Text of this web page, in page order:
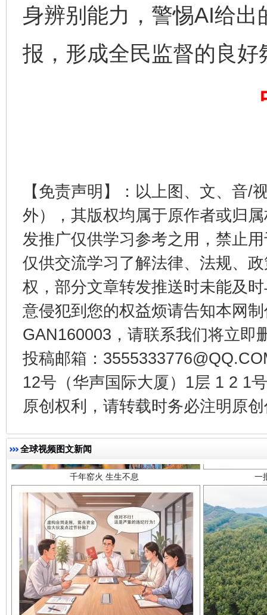
身辨别能力，警惕AI给
报，形成全民监督的良好
【免责声明】：以上图、文、音/
外），其版权均属于原作者或归
发推广仅供学习参考之用，禁止
仅供交流学习了解法律、法规、
权，部分文章转发推送时未能及
意侵犯到您的权益烦请告知本网
GAN160003，请联系我们将立即
投稿邮箱：
12号（华声国际大厦）1层 1 2 1
原创权利，请转载时务必注明原
全球视频图文新闻
东山县通报“牛蛙产品抗生素超标问题” 法
千年窑火 生生不息 一
揭开“小金库”的免责幌子